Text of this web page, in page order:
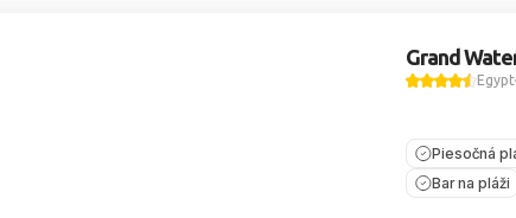
Grand
Egypt
Piesočná
Bar na pláži